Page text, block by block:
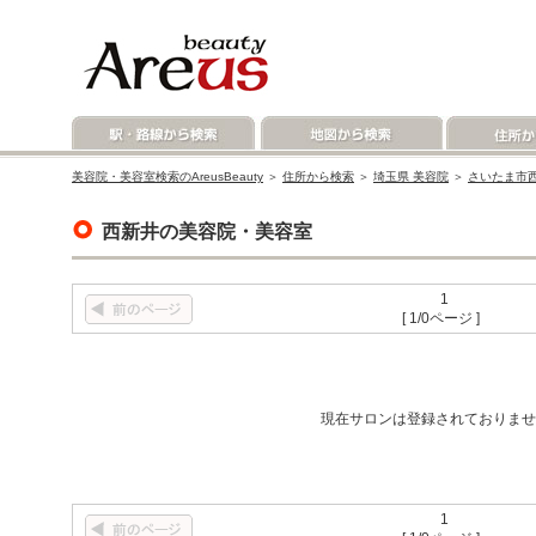
美容院・美容室検索のAreusBeauty ＞ 住所から検索 ＞ 埼玉県 美容院 ＞ さいたま市
西新井の美容院・美容室
1
[ 1/0ページ ]
現在サロンは登録されておりま
1